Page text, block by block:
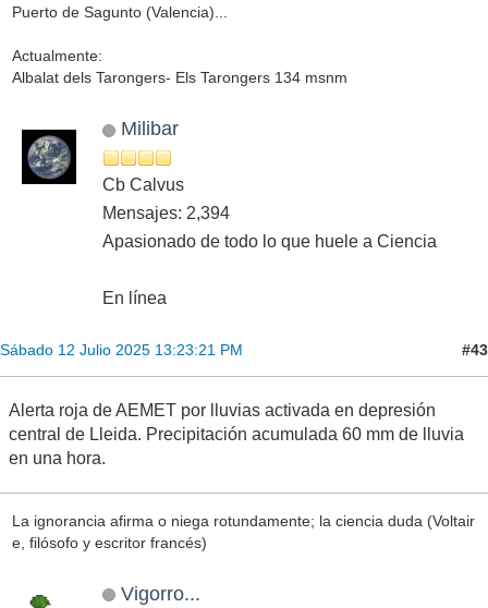
Puerto de Sagunto (Valencia)...
Actualmente:
Albalat dels Tarongers- Els Tarongers 134 msnm
Milibar
Cb Calvus
Mensajes: 2,394
Apasionado de todo lo que huele a Ciencia
En línea
Sábado 12 Julio 2025 13:23:21 PM #43
Alerta roja de AEMET por lluvias activada en depresión
central de Lleida. Precipitación acumulada 60 mm de lluvia
en una hora.
La ignorancia afirma o niega rotundamente; la ciencia duda (Voltair
e, filósofo y escritor francés)
Vigorro...